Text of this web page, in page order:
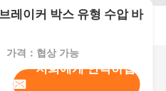
레이커 박스 유형 수압 바
가격：협상 가능
저희에게 연락하십